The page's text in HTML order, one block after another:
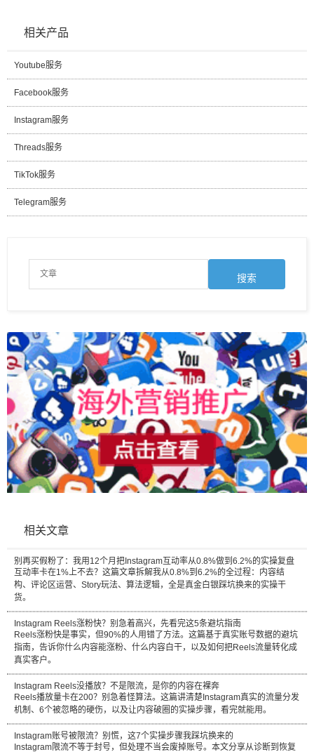
相关产品
Youtube服务
Facebook服务
Instagram服务
Threads服务
TikTok服务
Telegram服务
相关文章
别再买假粉了：我用12个月把Instagram互动率从0.8%做到6.2%的实操复盘
互动率卡在1%上不去？这篇文章拆解我从0.8%到6.2%的全过程：内容结
构、评论区运营、Story玩法、算法逻辑，全是真金白银踩坑换来的实操干
货。
Instagram Reels涨粉快？别急着高兴，先看完这5条避坑指南
Reels涨粉快是事实，但90%的人用错了方法。这篇基于真实账号数据的避坑
指南，告诉你什么内容能涨粉、什么内容白干，以及如何把Reels流量转化成
真实客户。
Instagram Reels没播放？不是限流，是你的内容在裸奔
Reels播放量卡在200？别急着怪算法。这篇讲清楚Instagram真实的流量分发
机制、6个被忽略的硬伤，以及让内容破圈的实操步骤，看完就能用。
Instagram账号被限流？别慌，这7个实操步骤我踩坑换来的
Instagram限流不等于封号，但处理不当会废掉账号。本文分享从诊断到恢复